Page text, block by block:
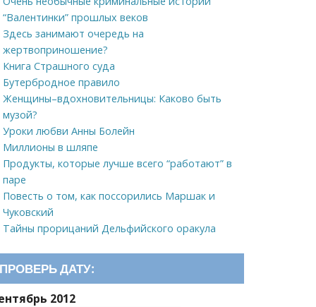
“Валентинки” прошлых веков
Здесь занимают очередь на
жертвоприношение?
Книга Страшного суда
Бутербродное правило
Женщины–вдохновительницы: Каково быть
музой?
Уроки любви Анны Болейн
Миллионы в шляпе
Продукты, которые лучше всего “работают” в
паре
Повесть о том, как поссорились Маршак и
Чуковский
Тайны прорицаний Дельфийского оракула
ПРОВЕРЬ ДАТУ:
2012